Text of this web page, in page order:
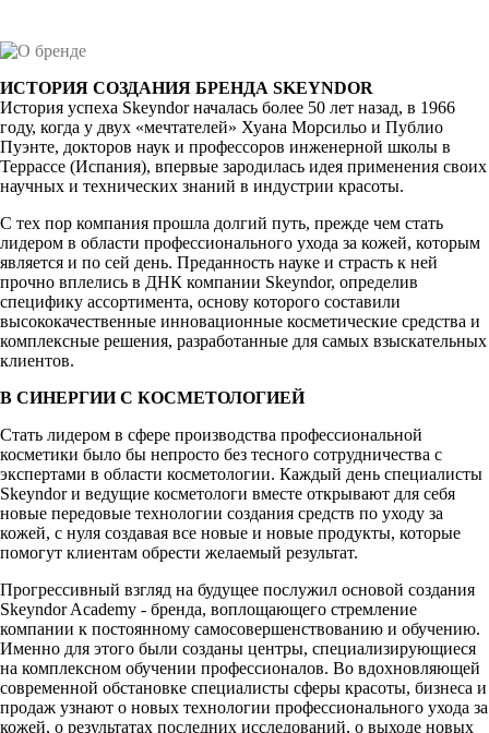
ИСТОРИЯ СОЗДАНИЯ БРЕНДА SKEYNDOR
История успеха Skeyndor началась более 50 лет назад, в 1966
году, когда у двух «мечтателей» Хуана Морсильо и Публио
Пуэнте, докторов наук и профессоров инженерной школы в
Террассе (Испания), впервые зародилась идея применения своих
научных и технических знаний в индустрии красоты.
С тех пор компания прошла долгий путь, прежде чем стать
лидером в области профессионального ухода за кожей, которым
является и по сей день. Преданность науке и страсть к ней
прочно вплелись в ДНК компании Skeyndor, определив
специфику ассортимента, основу которого составили
высококачественные инновационные косметические средства и
комплексные решения, разработанные для самых взыскательных
клиентов.
В СИНЕРГИИ С КОСМЕТОЛОГИЕЙ
Стать лидером в сфере производства профессиональной
косметики было бы непросто без тесного сотрудничества с
экспертами в области косметологии. Каждый день специалисты
Skeyndor и ведущие косметологи вместе открывают для себя
новые передовые технологии создания средств по уходу за
кожей, с нуля создавая все новые и новые продукты, которые
помогут клиентам обрести желаемый результат.
Прогрессивный взгляд на будущее послужил основой создания
Skeyndor Academy - бренда, воплощающего стремление
компании к постоянному самосовершенствованию и обучению.
Именно для этого были созданы центры, специализирующиеся
на комплексном обучении профессионалов. Во вдохновляющей
современной обстановке специалисты сферы красоты, бизнеса и
продаж узнают о новых технологии профессионального ухода за
кожей, о результатах последних исследований, о выходе новых